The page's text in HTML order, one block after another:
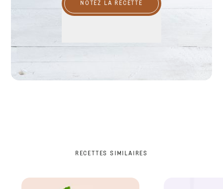
NOTEZ LA RECETTE
RECETTES SIMILAIRES